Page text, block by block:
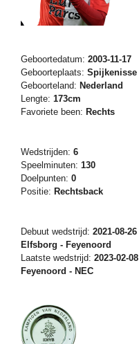
Geboortedatum: 2003-11-17
Geboorteplaats: Spijkenisse
Geboorteland: Nederland
Lengte: 173cm
Favoriete been: Rechts
Wedstrijden: 6
Speelminuten: 130
Doelpunten: 0
Positie: Rechtsback
Debuut wedstrijd: 2021-08-26
Elfsborg - Feyenoord
Laatste wedstrijd: 2023-02-08
Feyenoord - NEC